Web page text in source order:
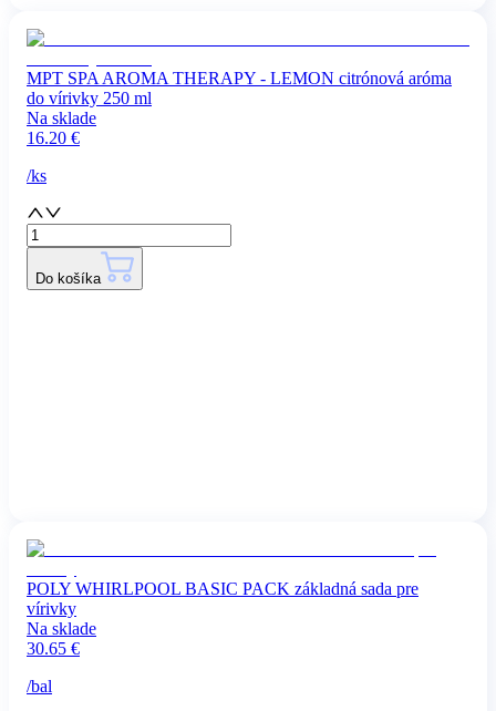
MPT SPA AROMA THERAPY - LEMON citrónová aróma
do vírivky 250 ml
Na sklade
16.20 €
/ks
Do košíka
POLY WHIRLPOOL BASIC PACK základná sada pre
vírivky
Na sklade
30.65 €
/bal